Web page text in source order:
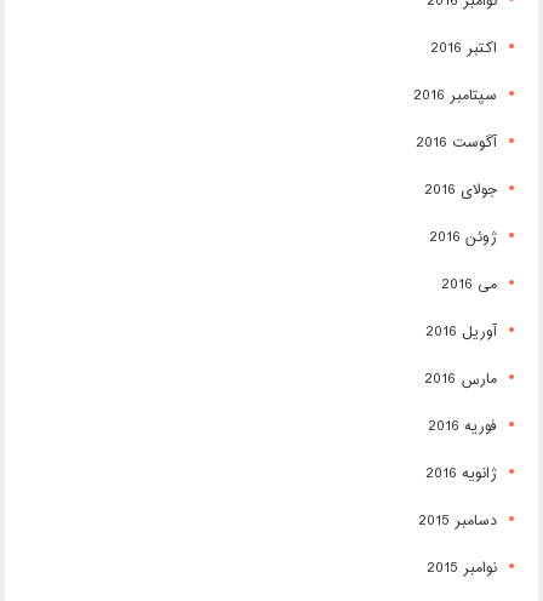
اکتبر 2016
سپتامبر 2016
آگوست 2016
جولای 2016
ژوئن 2016
می 2016
آوریل 2016
مارس 2016
فوریه 2016
ژانویه 2016
دسامبر 2015
نوامبر 2015